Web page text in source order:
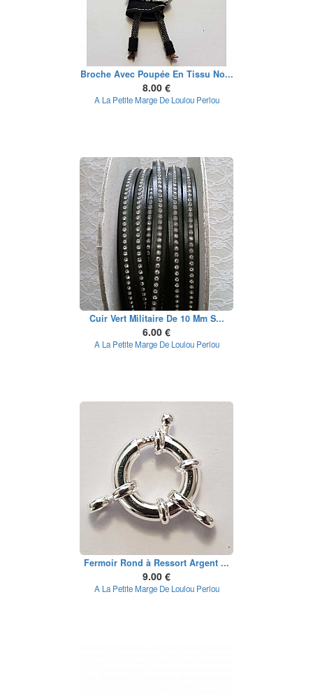
Broche Avec Poupée En Tissu No...
8.00 €
A La Petite Marge De Loulou Perlou
Cuir Vert Militaire De 10 Mm S...
6.00 €
A La Petite Marge De Loulou Perlou
Fermoir Rond à Ressort Argent ...
9.00 €
A La Petite Marge De Loulou Perlou